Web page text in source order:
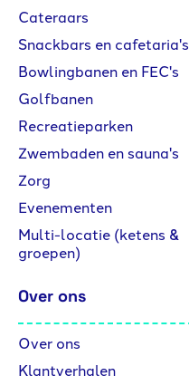
Cateraars
Snackbars en cafetaria's
Bowlingbanen en FEC's
Golfbanen
Recreatieparken
Zwembaden en sauna's
Zorg
Evenementen
Multi-locatie (ketens &
groepen)
Over ons
Over ons
Klantverhalen